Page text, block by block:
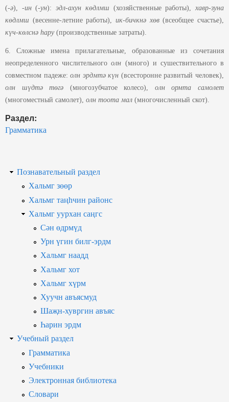
(-ә), -ин(-ун):эдл-ахун көдлмш (хозяйственные работы),хавр-зуна
көдлмш (весенне-летние работы), ик-бичкнә хөв(всеобщее счастье),
күч-көлснә һару (производственные затраты).
6. Сложные имена прилагательные, образованные из сочетания
неопределенного числительногоолн (много) и сушествительного в
совместном падеже:олн эрдмтә күн (всесторонне развитый человек),
олн шүдтә төгә (многозубчатое колесо), олн ормта
самолет
(многоместный самолет), олн тоота мал (многочисленный скот).
Раздел:
Грамматика
Познавательный раздел
Хальмг зөөр
Хальмг таңһчин районс
Хальмг уурхан саңгс
Сән өдрмүд
Урн үгин билг-эрдм
Хальмг наадд
Хальмг хот
Хальмг хүрм
Хуучн авъясмуд
Шаҗн-хувргин авъяс
Һарин эрдм
Учебный раздел
Грамматика
Учебники
Электронная библиотека
Словари